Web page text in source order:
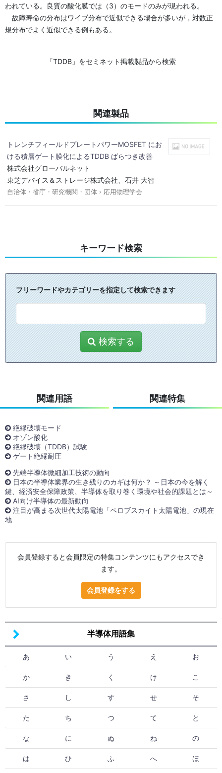
半導体用語集
あ い う え お
か き く け こ
さ し す せ そ
た ち つ て と
な に ぬ ね の
は ひ ふ へ ほ
われている。良質の酸化膜では（3）のモードのみが現われる。
故障寿命の分布はワイブ分布で近似できる場合が多いが，対数正
規分布でよく近似できる例もある。
「TDDB」をセミネット掲載製品から検索
関連製品
トレンチフィールドプレートパワーMOSFET にお
ける積層ゲート膜化によるTDDB ばらつき改善
株式会社グローバルネット
東芝デバイス＆ストレージ株式会社、石井 大智
自治体・省庁・研究機関・団体 › 応用物理学会
キーワード検索
フリーワードやカテゴリーを指定して検索できます
検索する
関連用語 関連特集
絶縁破壊モード
オゾン酸化
絶縁破壊（TDDB）試験
ゲート絶縁耐圧
先端半導体微細加工技術の動向
日本の半導体業界の生き残りのカギは何か？ ～日本の今を解く
鍵、経済安全保障政策、半導体を取り巻く環境や社会的課題とは～
AI向け半導体の最新動向
注目が高まる次世代太陽電池「ペロブスカイト太陽電池」の現在
地
会員登録すると会員限定の特集コンテンツにもアクセスでき
ます。
会員登録をする